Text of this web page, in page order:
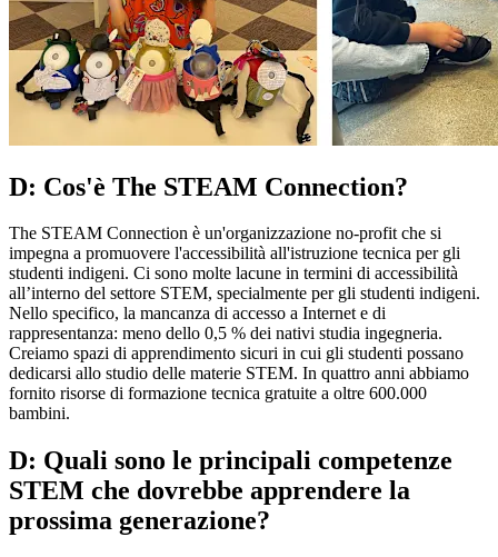
D: Cos'è The STEAM Connection?
The STEAM Connection è un'organizzazione no-profit che si
impegna a promuovere l'accessibilità all'istruzione tecnica per gli
studenti indigeni. Ci sono molte lacune in termini di accessibilità
all’interno del settore STEM, specialmente per gli studenti indigeni.
Nello specifico, la mancanza di accesso a Internet e di
rappresentanza: meno dello 0,5 % dei nativi studia ingegneria.
Creiamo spazi di apprendimento sicuri in cui gli studenti possano
dedicarsi allo studio delle materie STEM. In quattro anni abbiamo
fornito risorse di formazione tecnica gratuite a oltre 600.000
bambini.
D: Quali sono le principali competenze
STEM che dovrebbe apprendere la
prossima generazione?